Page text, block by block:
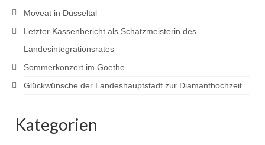
Moveat in Düsseltal
Letzter Kassenbericht als Schatzmeisterin des
Landesintegrationsrates
Sommerkonzert im Goethe
Glückwünsche der Landeshauptstadt zur Diamanthochzeit
Kategorien